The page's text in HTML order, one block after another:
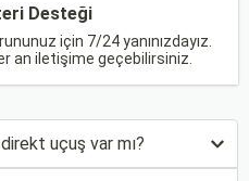
Desteği
için 7/24 yanınızdayız.
an iletişime geçebilirsiniz.
uçuş var mı?